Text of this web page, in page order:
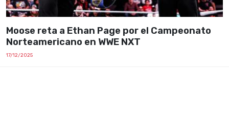
Moose reta a Ethan Page por el Campeonato
Norteamericano en WWE NXT
17/12/2025